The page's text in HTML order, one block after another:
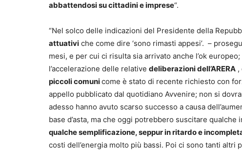
abbattendosi su cittadini e imprese“.
“Nel solco delle indicazioni del Presidente della
attuativi che come dire ‘sono rimasti appesi’. –
mesi, e per cui ci risulta sia arrivato anche l’ok
l’accelerazione delle relative deliberazioni dell’ARERA ,
piccoli comunicome è stato di recente richiesto con
appello pubblicato dal quotidiano Avvenire; non si
adesso hanno avuto scarso successo a causa
base d’asta, ma che oggi potrebbero suscitare
qualche semplificazione, seppur in ritardo e
costi dell’energia molto più bassi. Poi ci sono tanti